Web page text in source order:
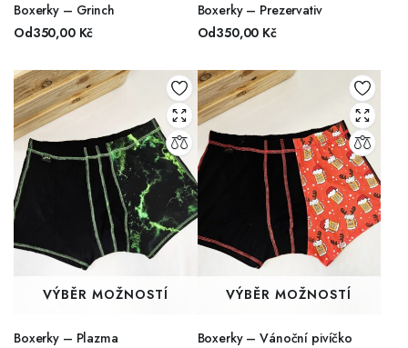
Boxerky – Grinch
Od350,00 Kč
Boxerky – Prezervativ
Od350,00 Kč
VÝBĚR MOŽNOSTÍ
Boxerky – Plazma
VÝBĚR MOŽNOSTÍ
Boxerky – Vánoční pivíčko